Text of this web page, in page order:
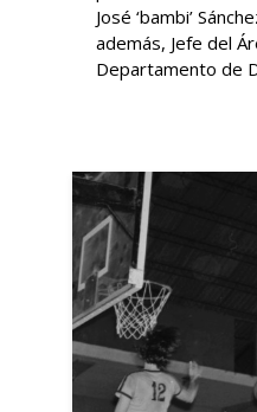
José ‘bambi’
además, Jefe del
Departamento de